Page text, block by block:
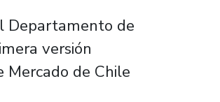
Departamento de
versión
Mercado de Chile